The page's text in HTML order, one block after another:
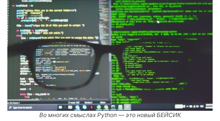
Во многих смыслах Python — это новый БЕЙСИК